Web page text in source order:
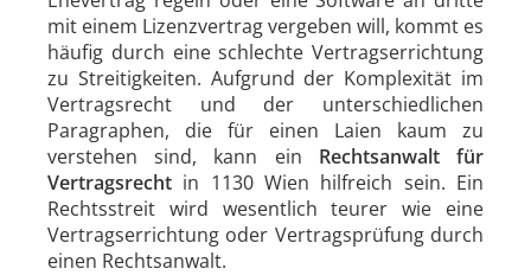
mit einem Lizenzvertrag vergeben will, kommt es
häufig durch eine schlechte Vertragserrichtung
zu Streitigkeiten. Aufgrund der Komplexität im
Vertragsrecht und der unterschiedlichen
Paragraphen, die für einen Laien kaum zu
verstehen sind, kann ein Rechtsanwalt für
Vertragsrecht in 1130 Wien hilfreich sein. Ein
Rechtsstreit wird wesentlich teurer wie eine
Vertragserrichtung oder Vertragsprüfung durch
einen Rechtsanwalt.